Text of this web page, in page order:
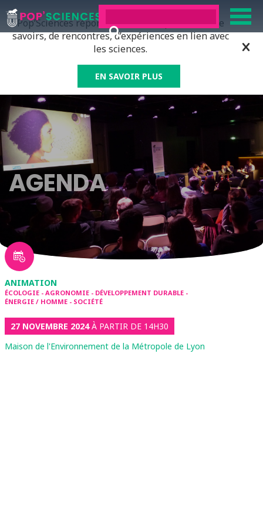
Pop’Sciences répond à tous ceux qui ont soif de
savoirs, de rencontres, d’expériences en lien avec
les sciences.
EN SAVOIR PLUS
AGENDA
ANIMATION
ÉCOLOGIE - AGRONOMIE - DÉVELOPPEMENT DURABLE -
ÉNERGIE / HOMME - SOCIÉTÉ
27 NOVEMBRE 2024À PARTIR DE 14H30
Maison de l'Environnement de la Métropole de Lyon